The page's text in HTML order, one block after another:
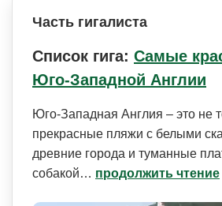
Часть гигалиста
Список гига: Самые
Юго-Западной Англии
Юго-Западная Англия – это не
прекрасные пляжи с белыми
древние города и туманные
собакой… продолжить чтение